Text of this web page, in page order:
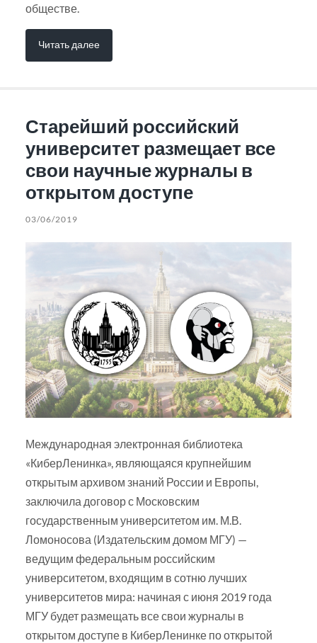
обществе.
Читать далее
Старейший российский
университет размещает все
свои научные журналы в
открытом доступе
03/06/2019
Международная электронная библиотека
«КиберЛенинка», являющаяся крупнейшим
открытым архивом знаний России и Европы,
заключила договор с Московским
государственным университетом им. М.В.
Ломоносова (Издательским домом МГУ) —
ведущим федеральным российским
университетом, входящим в сотню лучших
университетов мира: начиная с июня 2019 года
МГУ будет размещать все свои журналы в
открытом доступе в КиберЛенинке по открытой